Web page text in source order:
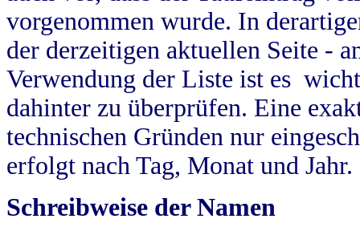
vorgenommen wurde. In
der derzeitigen aktuellen Seite -
Verwendung der Liste ist es
dahinter zu überprüfen. Eine
technischen Gründen nur
erfolgt nach Tag, Monat und Jahr.
Schreibweise der Namen